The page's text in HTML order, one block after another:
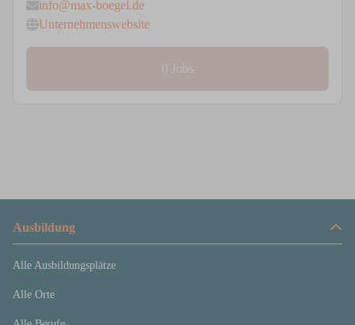
info@max-boegel.de
Unternehmenswebsite
0 Jobs
Ausbildung
Alle Ausbildungsplätze
Alle Orte